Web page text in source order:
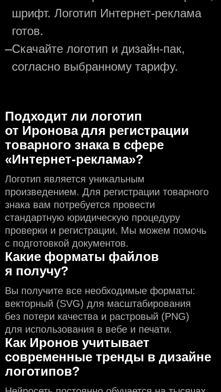
шрифт. Логотип Интернет-реклама
готов.
—Скачайте логотип и дизайн-пак,
согласно выбранному тарифу.
Подходит ли логотип
от Иронова для регистрации
товарного знака в сфере
«Интернет-реклама»?
Логотип является уникальным
произведением. Для регистрации товарного
знака вам потребуется провести
стандартную юридическую процедуру
проверки и регистрации. Мы можем помочь
с подготовкой документов.
Какие форматы файлов
я получу?
Вы получите все необходимые форматы:
векторный (SVG) для масштабирования
без потери качества и растровый (PNG)
для использования в вебе и печати.
Как Иронов учитывает
современные тренды в дизайне
логотипов?